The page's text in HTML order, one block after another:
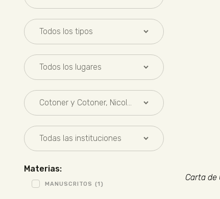
Materias:
MANUSCRITOS (1)
Carta de